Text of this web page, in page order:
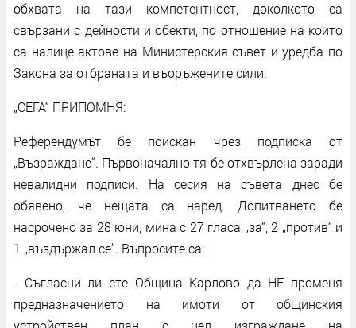
обхвата на тази компетентност, доколкото са
свързани с дейности и обекти, по отношение на които
са налице актове на Министерския съвет и уредба по
Закона за отбраната и въоръжените сили.
„СЕГА“ ПРИПОМНЯ:
Референдумът бе поискан чрез подписка от
„Възраждане“. Първоначално тя бе отхвърлена заради
невалидни подписи. На сесия на съвета днес бе
обявено, че нещата са наред. Допитването бе
насрочено за 28 юни, мина с 27 гласа „за“, 2 „против“ и
1 „въздържал се“. Въпросите са:
- Съгласни ли сте Община Карлово да НЕ променя
предназначението на имоти от общинския